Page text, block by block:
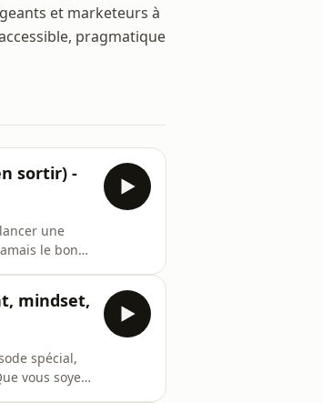
et marketeurs à
pragmatique
sortir) -
une
le bon
mindset,
spécial,
vous soyez